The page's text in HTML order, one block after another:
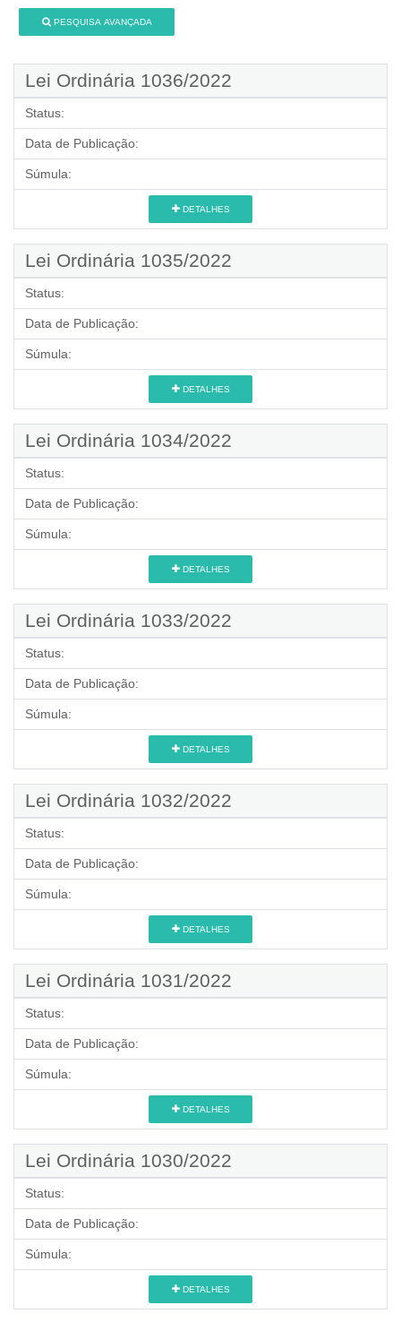
PESQUISA AVANÇADA
Lei Ordinária 1036/2022
Status:
Data de Publicação:
Súmula:
DETALHES
Lei Ordinária 1035/2022
Status:
Data de Publicação:
Súmula:
DETALHES
Lei Ordinária 1034/2022
Status:
Data de Publicação:
Súmula:
DETALHES
Lei Ordinária 1033/2022
Status:
Data de Publicação:
Súmula:
DETALHES
Lei Ordinária 1032/2022
Status:
Data de Publicação:
Súmula:
DETALHES
Lei Ordinária 1031/2022
Status:
Data de Publicação:
Súmula:
DETALHES
Lei Ordinária 1030/2022
Status:
Data de Publicação:
Súmula:
DETALHES